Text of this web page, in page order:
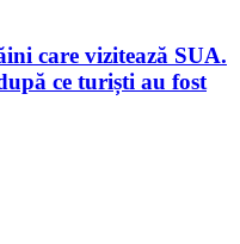
care vizitează SUA.
ce turiști au fost